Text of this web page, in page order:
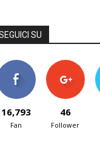
SU
16,793
Fan
46
Follower